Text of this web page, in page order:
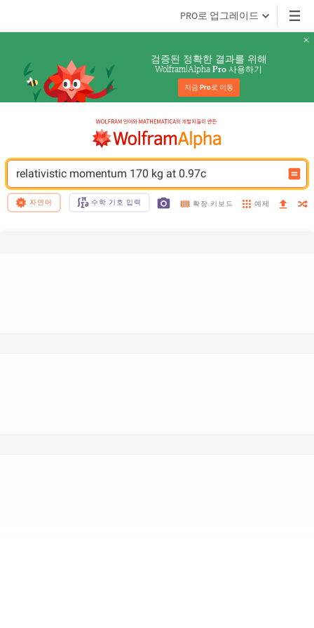
PRO로 업그레이드
검증된 정확한 결과를 위해
Wolfram|Alpha Pro 사용하기
지금 Pro로 이동
relativistic momentum 170 kg at 0.97c
자연어 수학 기호 입력 확장 키보드 예제